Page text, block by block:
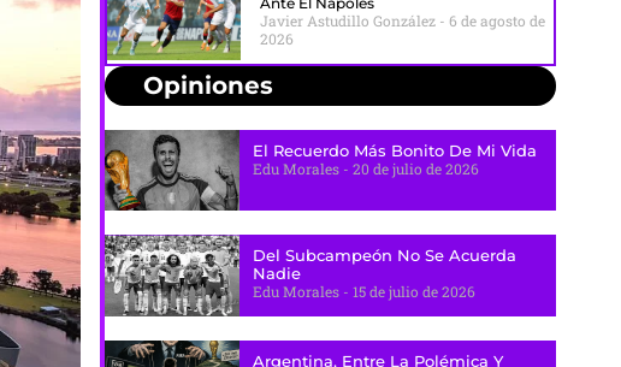
Javier Astudillo González
6 de agosto de
2026
Opiniones
El Recuerdo Más Bonito De Mi Vida
Edu Morales
20 de julio de 2026
Del Subcampeón No Se Acuerda
Nadie
Edu Morales
15 de julio de 2026
Argentina, Entre La Polémica Y